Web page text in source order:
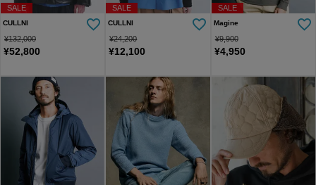
SALE
CULLNI
¥132,000
¥52,800
SALE
CULLNI
¥24,200
¥12,100
SALE
Magine
¥9,900
¥4,950